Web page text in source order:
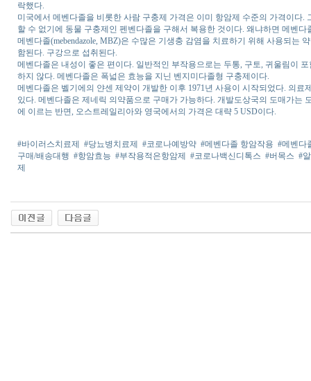
락했다.
미국에서 메벤다졸을 비롯한 사람 구충제 가격은 이미 항암제 수준의 가격이다
할 수 없기에 동물 구충제인 펜벤다졸을 구해서 복용한 것이다. 왜냐하면 메벤
메벤다졸(mebendazole, MBZ)은 수많은 기생충 감염을 치료하기 위해 사용되
함된다. 구강으로 섭취된다.
메벤다졸은 내성이 좋은 편이다. 일반적인 부작용으로는 두통, 구토, 귀울림이
하지 않다. 메벤다졸은 폭넓은 효능을 지닌 벤지미다졸형 구충제이다.
메벤다졸은 벨기에의 얀센 제약이 개발한 이후 1971년 사용이 시작되었다. 의
있다. 메벤다졸은 제네릭 의약품으로 구매가 가능하다. 개발도상국의 도매가는
에 이르는 반면, 오스트레일리아와 영국에서의 가격은 대략 5 USD이다.
#바이러스치료제 #당뇨병치료제 #코로나예방약 #메벤다졸 항암작용 #메벤다
구매/배송대행 #항암효능 #부작용적은항암제 #코로나백신디톡스 #버목스 #
제